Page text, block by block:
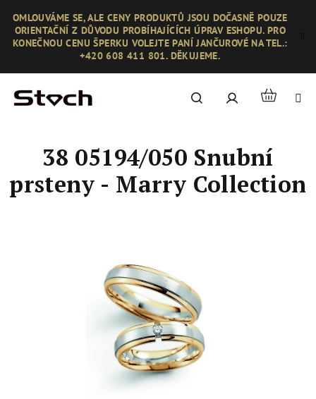
obsah
OMLOUVÁME SE, ALE CENY PRODUKTŮ JSOU DOČASNĚ POUZE
ORIENTAČNÍ Z DŮVODU PROBÍHAJÍCÍCH ÚPRAV ESHOPU. PRO
KONEČNOU CENU ŠPERKU VOLEJTE PANÍ JANČUROVÉ NA TEL.:
+420 608 411 801. DĚKUJEME.
Hledat PřihlášeníNákupní
38 05194/050 Snubní
prsteny - Marry Collection